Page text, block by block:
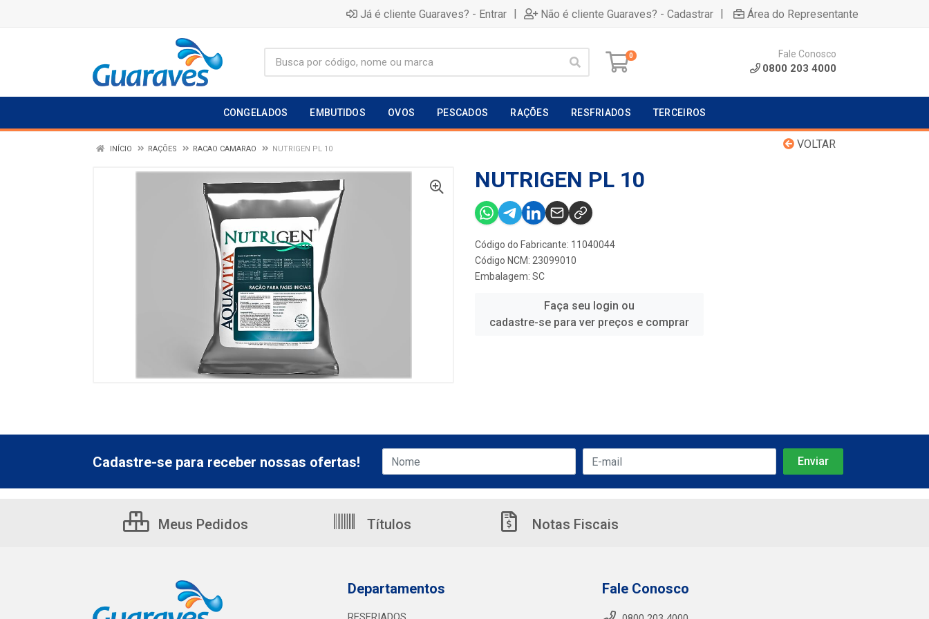
Já é cliente Guaraves? - Entrar | Não é cliente Guaraves? - Cadastrar | Área do Representante
0 Fale Conosco
0800 203 4000
CONGELADOS EMBUTIDOS OVOS PESCADOS RAÇÕES RESFRIADOS TERCEIROS
VOLTAR
INÍCIO RAÇÕES RACAO CAMARAO NUTRIGEN PL 10
NUTRIGEN PL 10
Código do Fabricante: 11040044
Código NCM: 23099010
Embalagem: SC
Faça seu login ou
cadastre-se para ver preços e comprar
Cadastre-se para receber nossas ofertas!
Meus Pedidos Títulos Notas Fiscais
Departamentos Fale Conosco